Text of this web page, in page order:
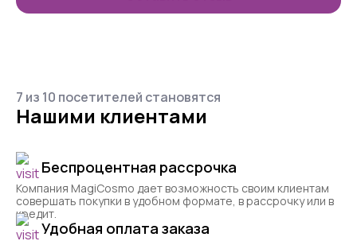
7 из 10 посетителей становятся
Нашими клиентами
Беспроцентная рассрочка
Компания MagiCosmo дает возможность своим клиентам
совершать покупки в удобном формате, в рассрочку или в
кредит.
Удобная оплата заказа